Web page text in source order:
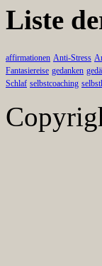
Liste
affirmationen Anti-Stress
Fantasiereise gedanken
Schlaf selbstcoaching